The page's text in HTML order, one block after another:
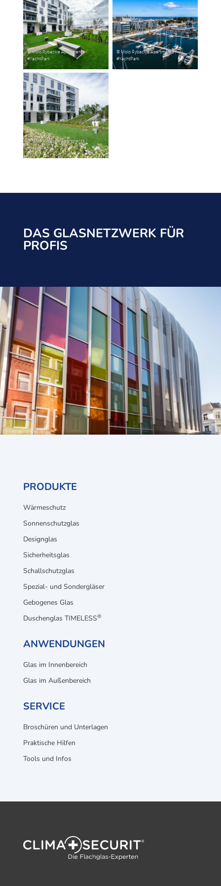
DAS GLASNETZWERK FÜR
PROFIS
PRODUKTE
Wärmeschutz
Sonnenschutzglas
Designglas
Sicherheitsglas
Schallschutzglas
Spezial- und Sondergläser
Gebogenes Glas
Duschenglas TIMELESS®
ANWENDUNGEN
Glas im Innenbereich
Glas im Außenbereich
SERVICE
Broschüren und Unterlagen
Praktische Hilfen
Tools und Infos